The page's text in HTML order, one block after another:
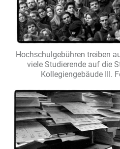
Hochschulgebühren treiben
viele Studierende auf die
Kollegiengebäude III.